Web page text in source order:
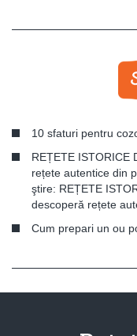
10 sfaturi pentru
REȚETE ISTORICE
rețete autentice din
ştire: REȚETE
descoperă rețete
Cum prepari un ou